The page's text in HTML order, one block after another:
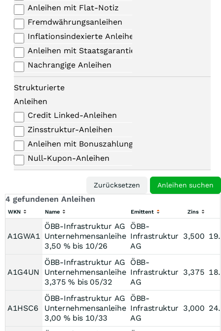
Anleihen mit Flat-Notiz
Fremdwährungsanleihen
Inflationsindexierte Anleihen
Anleihen mit Staatsgarantie
Nachrangige Anleihen
Strukturierte
Anleihen
Credit Linked-Anleihen
Zinsstruktur-Anleihen
Anleihen mit Bonuszahlungen
Null-Kupon-Anleihen
4 gefundenen Anleihen
WKN Name Emittent Zins
A1GWA1
ÖBB-Infrastruktur AG
Unternehmensanleihe
3,50 % bis 10/26
ÖBB-
Infrastruktur
AG
3,500
A1G4UN
ÖBB-Infrastruktur AG
Unternehmensanleihe
3,375 % bis 05/32
ÖBB-
Infrastruktur
AG
3,375
A1HSC6
ÖBB-Infrastruktur AG
Unternehmensanleihe
3,00 % bis 10/33
ÖBB-
Infrastruktur
AG
3,000